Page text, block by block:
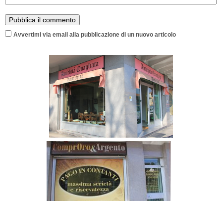
Avvertimi via email alla pubblicazione di un nuovo articolo